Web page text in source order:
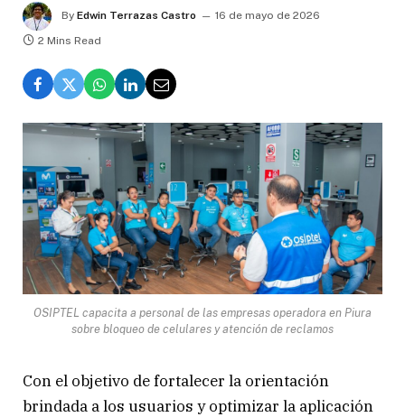
By Edwin Terrazas Castro
16 de mayo de 2026
2 Mins Read
OSIPTEL capacita a personal de las empresas operadora en Piura
sobre bloqueo de celulares y atención de reclamos
Con el objetivo de fortalecer la orientación
brindada a los usuarios y optimizar la aplicación